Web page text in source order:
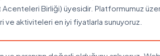
Acenteleri Birliği) üyesidir. Platformumuz
aktiviteleri en iyi fiyatlarla sunuyoruz.